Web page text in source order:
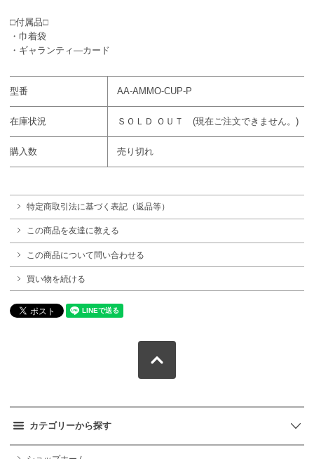
□付属品□
・巾着袋
・ギャランティ―カード
型番 AA-AMMO-CUP-P
在庫状況 ＳＯＬＤ ＯＵＴ (現在ご注文できません。)
購入数 売り切れ
特定商取引法に基づく表記（返品等）
この商品を友達に教える
この商品について問い合わせる
買い物を続ける
カテゴリーから探す